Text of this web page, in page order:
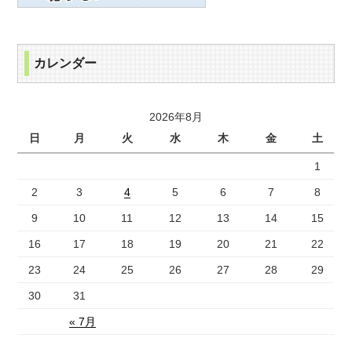
カレンダー
2026年8月
日
月 火 水 木 金 土
« 7月
1
2 3 4 5 6 7 8
9 10 11 12 13 14 15
16 17 18 19 20 21 22
23 24 25 26 27 28 29
30 31